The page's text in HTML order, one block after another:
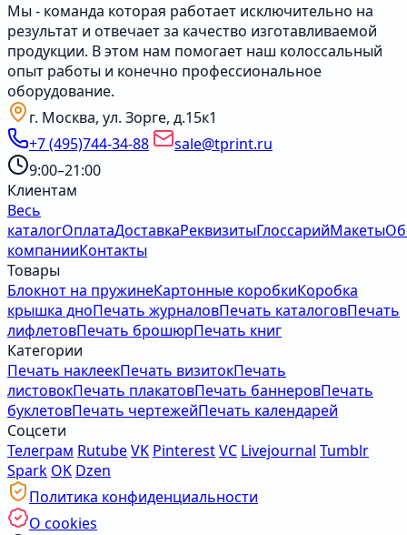
Мы - команда которая работает исключительно на
результат и отвечает за качество изготавливаемой
продукции. В этом нам помогает наш колоссальный
опыт работы и конечно профессиональное
оборудование.
г. Москва, ул. Зорге, д.15к1
+7 (495)744-34-88
sale@tprint.ru
9:00–21:00
Клиентам
Весь
каталогОплатаДоставкаРеквизитыГлоссарийМакеты
компанииКонтакты
Товары
Блокнот на пружинеКартонные коробкиКоробка
крышка дноПечать журналовПечать каталоговПечать
лифлетовПечать брошюрПечать книг
Категории
Печать наклеекПечать визитокПечать
листовокПечать плакатовПечать баннеровПечать
буклетовПечать чертежейПечать календарей
Соцсети
Телеграм RutubeVK PinterestVC Livejournal Tumblr
Spark OK Dzen
Политика конфиденциальности
О cookies